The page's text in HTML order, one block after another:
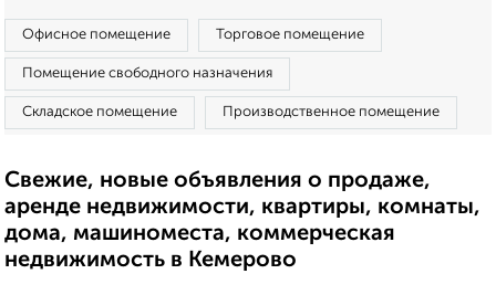
Офисное помещение Торговое помещение
Помещение свободного назначения
Складское помещение Производственное помещение
Свежие, новые объявления о продаже,
аренде недвижимости, квартиры, комнаты,
дома, машиноместа, коммерческая
недвижимость в Кемерово